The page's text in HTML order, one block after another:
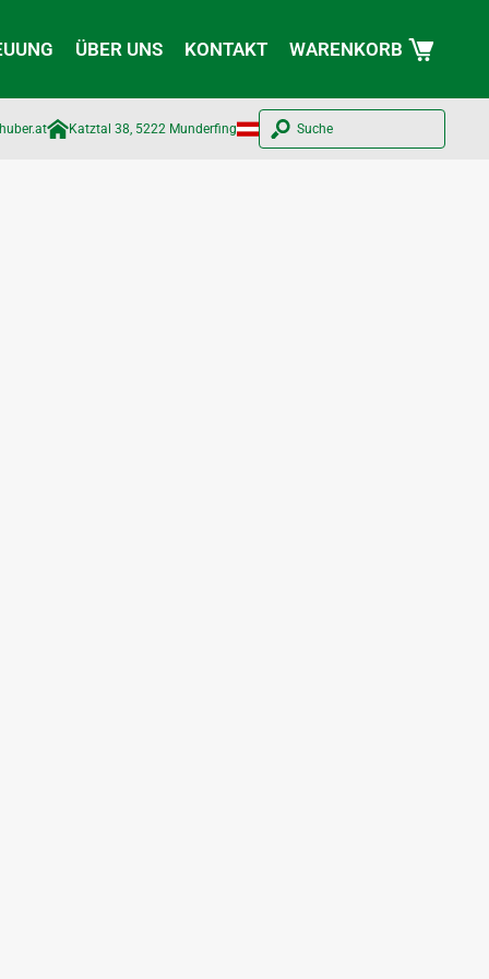
ÜBER UNS KONTAKT WARENKORB
Katztal 38, 5222 Munderfing Suche